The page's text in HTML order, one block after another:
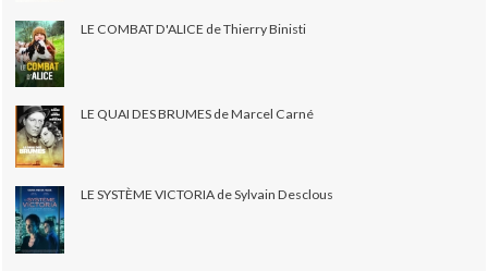
LE COMBAT D'ALICE de Thierry Binisti
LE QUAI DES BRUMES de Marcel Carné
LE SYSTÈME VICTORIA de Sylvain Desclous